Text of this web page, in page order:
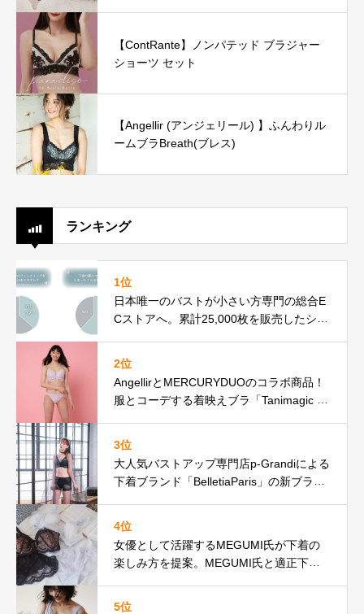
【ContRante】ノンパテッド ブラジャー
ショーツ セット
【Angellir (アンジェリール) 】ふんわりル
ームブラBreath(ブレス)
ランキング
1位
日本唯一のバストが小さい方専門の総合E
Cストアへ。累計25,000枚を販売したシン
2位
AngellirとMERCURYDUOのコラボ商品！
服とコーデする着映えブラ「Tanimagic D
3位
⼤⼈気バストアップ専⾨店p-Grandiによる
下着ブランド「BelletiaParis」の新ブラン
4位
女優として活躍するMEGUMI氏が下着の
楽しみ方を提案。MEGUMI氏と適正下着®
5位